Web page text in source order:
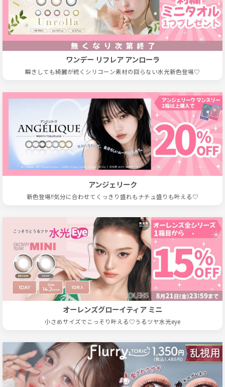
ワンデー リフレア アンローラ
瞬きしても綺麗が続くシリコーン素材の回らない水光新色登場♡
アンジェリーク
新色登場!!気分に合わせてくっきり盛れもナチュ盛りも叶える♡
オーレンズグローイティア ミニ
小さめサイズでこっそり叶える♡うるツヤ水光eye